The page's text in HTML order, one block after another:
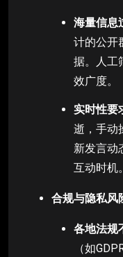
海量信息
计的公开
据。人工
效广度。
实时性要
逝，手动
新发言动
互动时机。
合规与隐私风
各地法规
（如